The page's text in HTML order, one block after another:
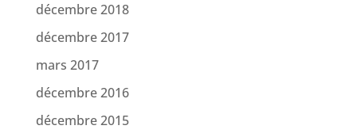
décembre 2018
décembre 2017
mars 2017
décembre 2016
décembre 2015